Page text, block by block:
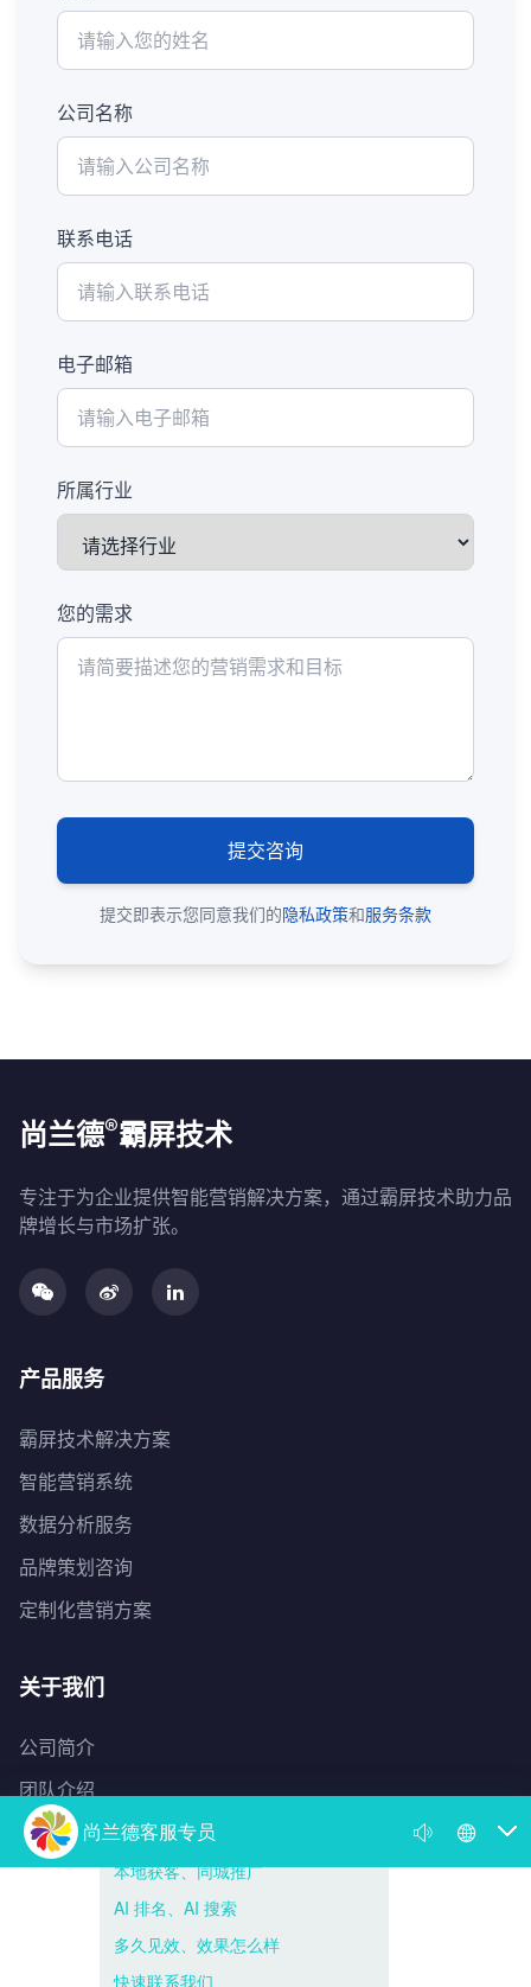
公司名称
联系电话
电子邮箱
所属行业
您的需求
提交咨询
提交即表示您同意我们的隐私政策和服务条款
尚兰德®霸屏技术
专注于为企业提供智能营销解决方案，通过霸屏技术助力品
牌增长与市场扩张。
产品服务
霸屏技术解决方案
智能营销系统
数据分析服务
品牌策划咨询
定制化营销方案
关于我们
公司简介
团队介绍
发展历程
合作伙伴